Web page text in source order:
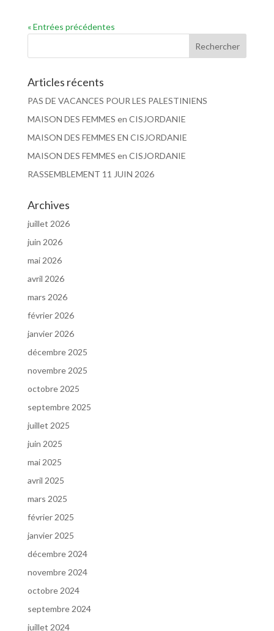
« Entrées précédentes
Articles récents
PAS DE VACANCES POUR LES PALESTINIENS
MAISON DES FEMMES en CISJORDANIE
MAISON DES FEMMES EN CISJORDANIE
MAISON DES FEMMES en CISJORDANIE
RASSEMBLEMENT 11 JUIN 2026
Archives
juillet 2026
juin 2026
mai 2026
avril 2026
mars 2026
février 2026
janvier 2026
décembre 2025
novembre 2025
octobre 2025
septembre 2025
juillet 2025
juin 2025
mai 2025
avril 2025
mars 2025
février 2025
janvier 2025
décembre 2024
novembre 2024
octobre 2024
septembre 2024
juillet 2024